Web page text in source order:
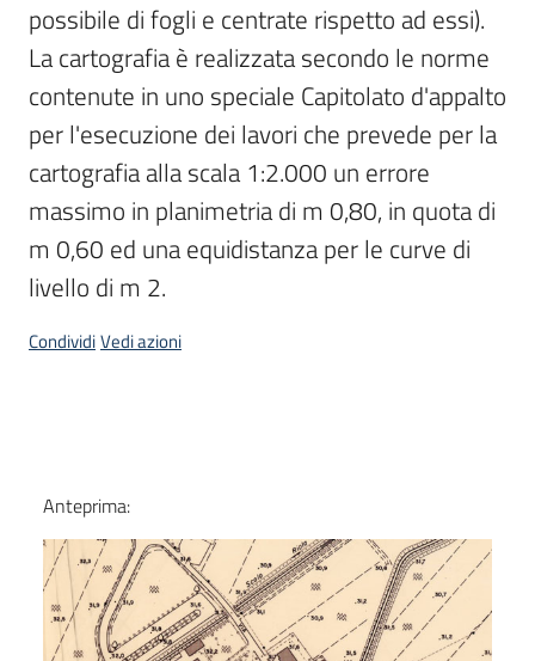
possibile di fogli e centrate rispetto ad essi).
La cartografia è realizzata secondo le norme
contenute in uno speciale Capitolato d'appalto
per l'esecuzione dei lavori che prevede per la
cartografia alla scala 1:2.000 un errore
massimo in planimetria di m 0,80, in quota di
m 0,60 ed una equidistanza per le curve di
livello di m 2.
CondividiVedi azioni
Anteprima: